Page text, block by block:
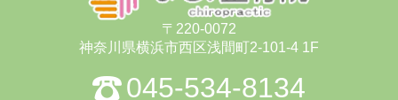
〒220-0072
神奈川県横浜市⻄区浅間町2-101-4 1F
045-534-8134